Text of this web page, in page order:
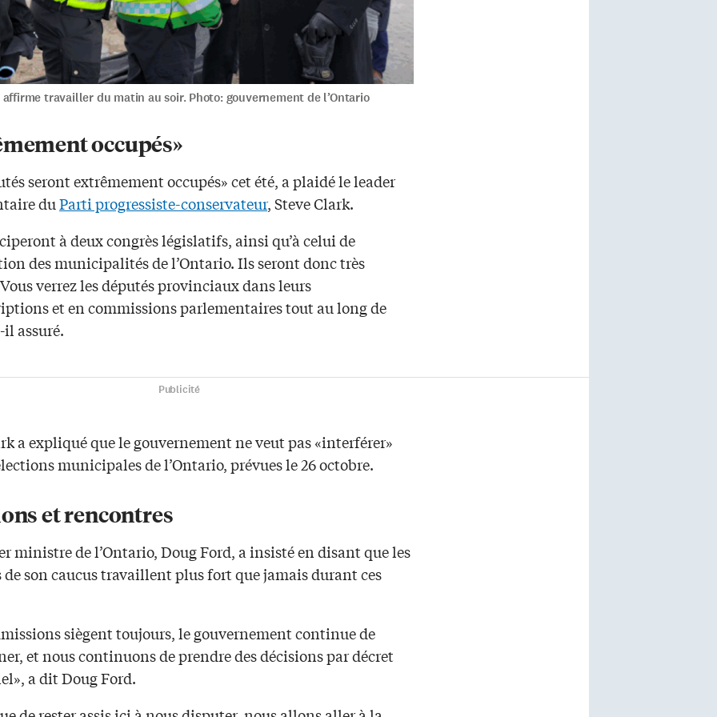
affirme travailler du matin au soir. Photo: gouvernement de l’Ontario
occupés»
seront extrêmement occupés» cet été, a plaidé le leader
duParti progressiste-conservateur, Steve Clark.
à deux congrès législatifs, ainsi qu’à celui de
des municipalités de l’Ontario. Ils seront donc très
verrez les députés provinciaux dans leurs
et en commissions parlementaires tout au long de
il assuré.
Publicité
a expliqué que le gouvernement ne veut pas «interférer»
municipales de l’Ontario, prévues le 26 octobre.
et rencontres
ministre de l’Ontario, Doug Ford, a insisté en disant que les
de son caucus travaillent plus fort que jamais durant ces
siègent toujours, le gouvernement continue de
et nous continuons de prendre des décisions par décret
a dit Doug Ford.